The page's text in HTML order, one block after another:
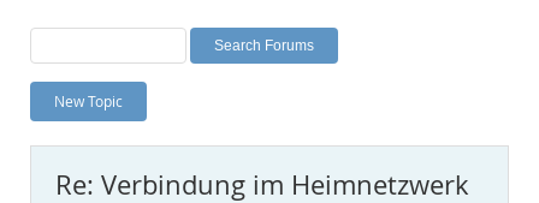
Labs
Planet MySQL
News and Events
New Topic
Re: Verbindung im Heimnetzwerk